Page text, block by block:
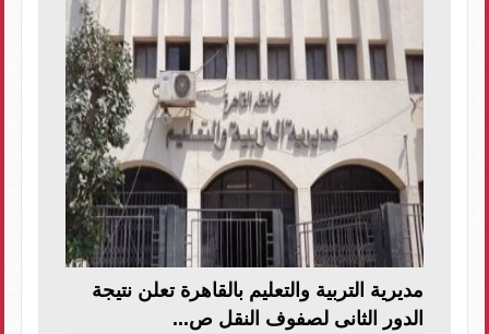
مديرية التربية والتعليم بالقاهرة تعلن نتيجة
الدور الثانى لصفوف النقل ص...